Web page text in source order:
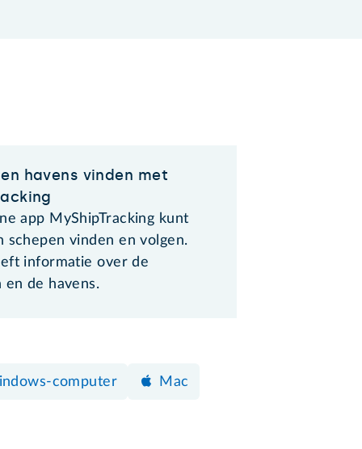
havens vinden met
app MyShipTracking kunt
schepen vinden en volgen.
informatie over de
en de havens.
computer Mac